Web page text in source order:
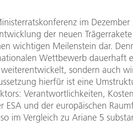
im
der neuen
wichtigen Meilenstein dar.
Wettbewerb dauerhaft
sondern auch
hierfür ist eine
Verantwortlichkeiten,
ESA und der europäischen
im Vergleich zu Ariane 5